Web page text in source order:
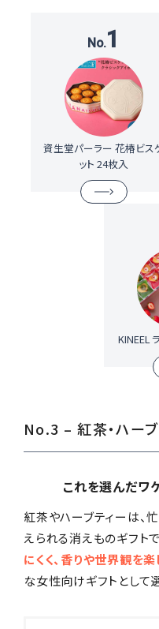
1
資生堂パーラー 花椿ビス
ット 24枚入
KINEEL
No.3 – 紅茶・ハー
これを選んだワ
紅茶やハーブティーは、
えられる消えものギフト
にくく、香りや世界観を
な女性向けギフトとして